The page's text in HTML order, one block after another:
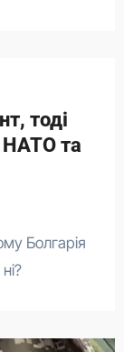
тоді
НАТО та